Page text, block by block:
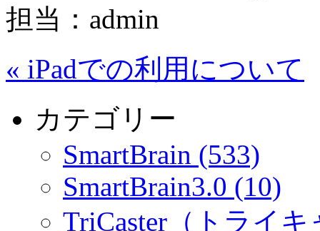
担当：admin
« iPadでの利用について
カテゴリー
SmartBrain (533)
SmartBrain3.0 (10)
TriCaster（トライ